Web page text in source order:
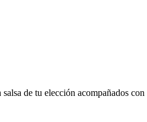
de tu elección acompañados con